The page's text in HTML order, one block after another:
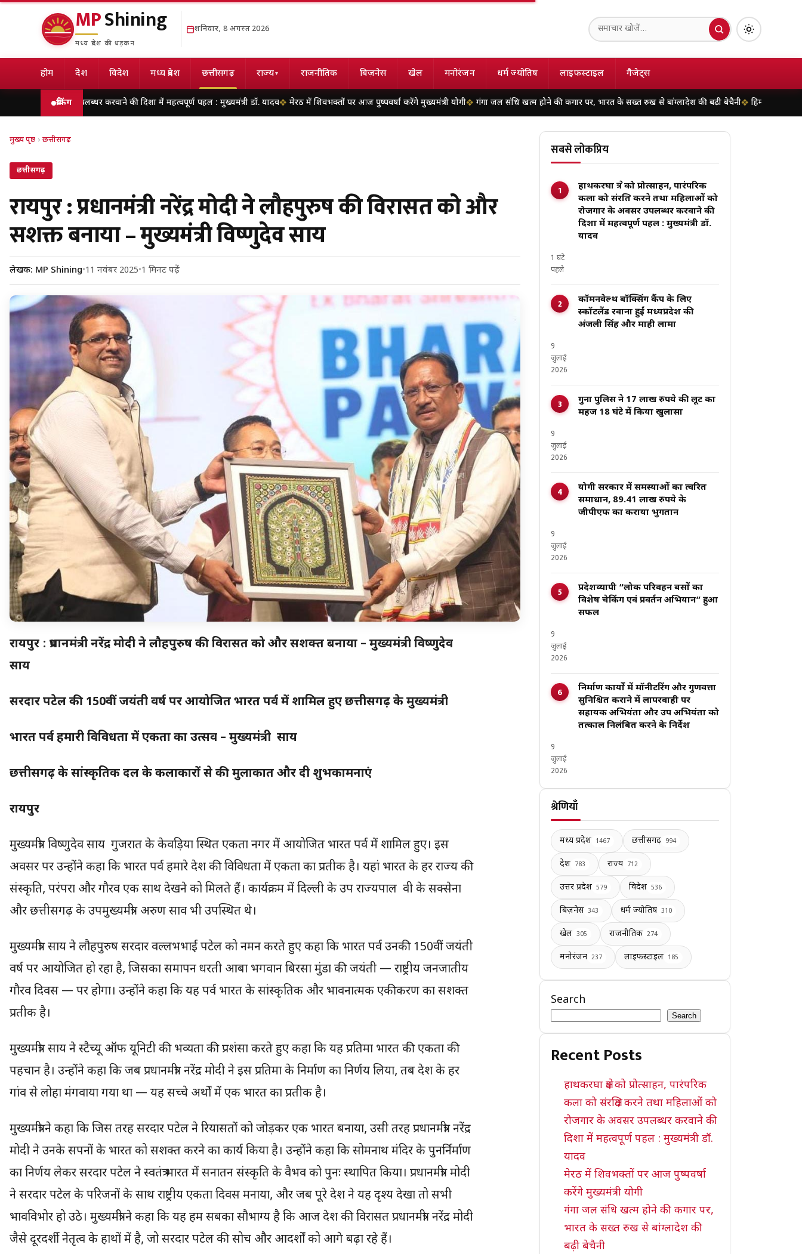
MPShining
मध्य प्रदेश की धड़कन
शनिवार, 8 अगस्त 2026
होम देश विदेश मध्य प्रदेश छत्तीसगढ़ राज्य▾ राजनीतिक बिज़नेस खेल मनोरंजन धर्म ज्योतिष लाइफस्टाइल गैजेट्स
ब्रेकिंग
उपलब्धर करवाने की दिशा में महत्वपूर्ण पहल : मुख्यमंत्री डॉ. यादव मेरठ में शिवभक्तों पर आज पुष्पवर्षा करेंगे मुख्यमंत्री योगी गंगा जल संधि खत्म होने की कगार पर, भारत के सख्त रुख से बांग्लादेश की बढ़ी बेचैनी हिमाचल के चंबा में दर्दनाक
मुख्य पृष्ठ › छत्तीसगढ़
छत्तीसगढ़
रायपुर : प्रधानमंत्री नरेंद्र मोदी ने लौहपुरुष की विरासत को और
सशक्त बनाया – मुख्यमंत्री विष्णुदेव साय
लेखक: MP Shining•11 नवंबर 2025•1 मिनट पढ़ें
रायपुर : प्रधानमंत्री नरेंद्र मोदी ने लौहपुरुष की विरासत को और सशक्त बनाया – मुख्यमंत्री विष्णुदेव
साय
सरदार पटेल की 150वीं जयंती वर्ष पर आयोजित भारत पर्व में शामिल हुए छत्तीसगढ़ के मुख्यमंत्री
भारत पर्व हमारी विविधता में एकता का उत्सव – मुख्यमंत्री साय
छत्तीसगढ़ के सांस्कृतिक दल के कलाकारों से की मुलाकात और दी शुभकामनाएं
रायपुर
मुख्यमंत्री विष्णुदेव साय गुजरात के केवड़िया स्थित एकता नगर में आयोजित भारत पर्व में शामिल हुए। इस
अवसर पर उन्होंने कहा कि भारत पर्व हमारे देश की विविधता में एकता का प्रतीक है। यहां भारत के हर राज्य की
संस्कृति, परंपरा और गौरव एक साथ देखने को मिलते हैं। कार्यक्रम में दिल्ली के उप राज्यपाल वी के सक्सेना
और छत्तीसगढ़ के उपमुख्यमंत्री अरुण साव भी उपस्थित थे।
मुख्यमंत्री साय ने लौहपुरुष सरदार वल्लभभाई पटेल को नमन करते हुए कहा कि भारत पर्व उनकी 150वीं जयंती
वर्ष पर आयोजित हो रहा है, जिसका समापन धरती आबा भगवान बिरसा मुंडा की जयंती — राष्ट्रीय जनजातीय
गौरव दिवस — पर होगा। उन्होंने कहा कि यह पर्व भारत के सांस्कृतिक और भावनात्मक एकीकरण का सशक्त
प्रतीक है।
मुख्यमंत्री साय ने स्टैच्यू ऑफ यूनिटी की भव्यता की प्रशंसा करते हुए कहा कि यह प्रतिमा भारत की एकता की
पहचान है। उन्होंने कहा कि जब प्रधानमंत्री नरेंद्र मोदी ने इस प्रतिमा के निर्माण का निर्णय लिया, तब देश के हर
गांव से लोहा मंगवाया गया था — यह सच्चे अर्थों में एक भारत का प्रतीक है।
मुख्यमंत्री ने कहा कि जिस तरह सरदार पटेल ने रियासतों को जोड़कर एक भारत बनाया, उसी तरह प्रधानमंत्री नरेंद्र
मोदी ने उनके सपनों के भारत को सशक्त करने का कार्य किया है। उन्होंने कहा कि सोमनाथ मंदिर के पुनर्निर्माण
का निर्णय लेकर सरदार पटेल ने स्वतंत्र भारत में सनातन संस्कृति के वैभव को पुनः स्थापित किया। प्रधानमंत्री मोदी
ने सरदार पटेल के परिजनों के साथ राष्ट्रीय एकता दिवस मनाया, और जब पूरे देश ने यह दृश्य देखा तो सभी
भावविभोर हो उठे। मुख्यमंत्री ने कहा कि यह हम सबका सौभाग्य है कि आज देश की विरासत प्रधानमंत्री नरेंद्र मोदी
जैसे दूरदर्शी नेतृत्व के हाथों में है, जो सरदार पटेल की सोच और आदर्शों को आगे बढ़ा रहे हैं।
सबसे लोकप्रिय
हाथकरघा क्षेत्र को प्रोत्साहन, पारंपरिक
कला को संरक्षित करने तथा महिलाओं को
रोजगार के अवसर उपलब्धर करवाने की
दिशा में महत्वपूर्ण पहल : मुख्यमंत्री डॉ.
यादव
1 घंटे
पहले
कॉमनवेल्थ बॉक्सिंग कैंप के लिए
स्कॉटलैंड रवाना हुईं मध्यप्रदेश की
अंजली सिंह और माही लामा
9
जुलाई
2026
गुना पुलिस ने 17 लाख रुपये की लूट का
महज 18 घंटे में किया खुलासा
9
जुलाई
2026
योगी सरकार में समस्याओं का त्वरित
समाधान, 89.41 लाख रुपये के
जीपीएफ का कराया भुगतान
9
जुलाई
2026
प्रदेशव्यापी “लोक परिवहन बसों का
विशेष चेकिंग एवं प्रवर्तन अभियान” हुआ
सफल
9
जुलाई
2026
निर्माण कार्यों में मॉनीटरिंग और गुणवत्ता
सुनिश्चित कराने में लापरवाही पर
सहायक अभियंता और उप अभियंता को
तत्काल निलंबित करने के निर्देश
9
जुलाई
2026
श्रेणियाँ
मध्य प्रदेश 1467 छत्तीसगढ़ 994
देश 783 राज्य 712
उत्तर प्रदेश 579 विदेश 536
बिज़नेस 343 धर्म ज्योतिष 310
खेल 305 राजनीतिक 274
मनोरंजन 237 लाइफस्टाइल 185
Search
Search
Recent Posts
हाथकरघा क्षेत्र को प्रोत्साहन, पारंपरिक
कला को संरक्षित करने तथा महिलाओं को
रोजगार के अवसर उपलब्धर करवाने की
दिशा में महत्वपूर्ण पहल : मुख्यमंत्री डॉ.
यादव
मेरठ में शिवभक्तों पर आज पुष्पवर्षा
करेंगे मुख्यमंत्री योगी
गंगा जल संधि खत्म होने की कगार पर,
भारत के सख्त रुख से बांग्लादेश की
बढ़ी बेचैनी